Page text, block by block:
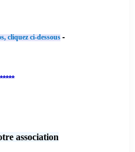
cliquez ci-dessous -
association